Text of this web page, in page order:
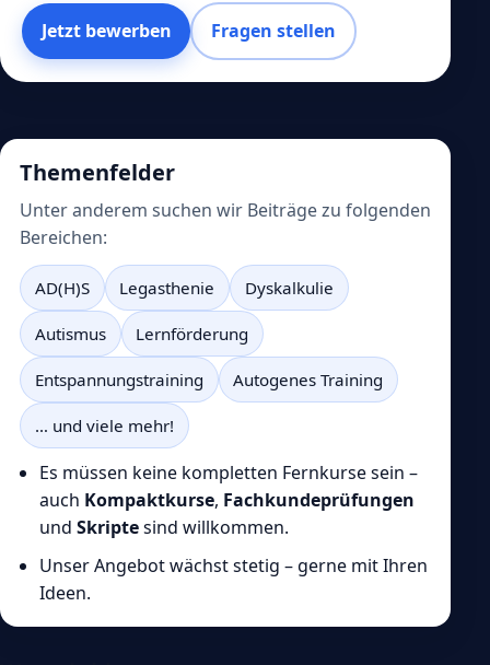
Jetzt bewerben Fragen stellen
Themenfelder
Unter anderem suchen wir Beiträge zu folgenden
Bereichen:
AD(H)S Legasthenie Dyskalkulie
Autismus Lernförderung
Entspannungstraining Autogenes Training
… und viele mehr!
Es müssen keine kompletten Fernkurse sein –
auch Kompaktkurse, Fachkundeprüfungen
und Skriptesind willkommen.
Unser Angebot wächst stetig – gerne mit Ihren
Ideen.